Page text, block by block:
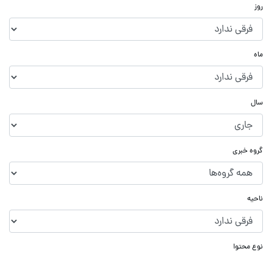
روز
ماه
سال
گروه خبری
ناحیه
نوع محتوا